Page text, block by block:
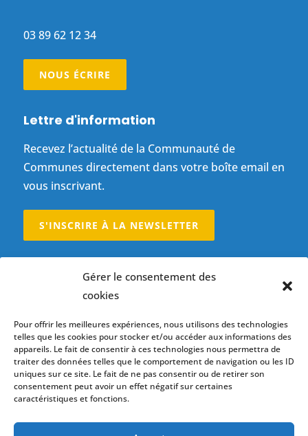
Gérer le consentement des
cookies
Pour offrir les meilleures expériences, nous utilisons des technologies
telles que les cookies pour stocker et/ou accéder aux informations des
appareils. Le fait de consentir à ces technologies nous permettra de
traiter des données telles que le comportement de navigation ou les ID
uniques sur ce site. Le fait de ne pas consentir ou de retirer son
consentement peut avoir un effet négatif sur certaines
caractéristiques et fonctions.
03 89 62 12 34
NOUS ÉCRIRE
Lettre d'information
Recevez l’actualité de la Communauté de
Communes directement dans votre boîte email en
vous inscrivant.
S'INSCRIRE À LA NEWSLETTER
Restons connectés
Suivre
Accès membres
CONNEXION